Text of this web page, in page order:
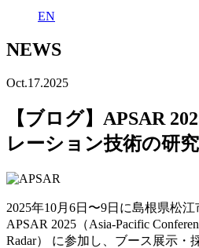
EN
NEWS
Oct.17.2025
【ブログ】APSAR
レーション技術の研
2025年10月 6日〜9日に島根県松
APSAR 2025 （Asia-Pacific
Radar） に参加し、ブース展示・